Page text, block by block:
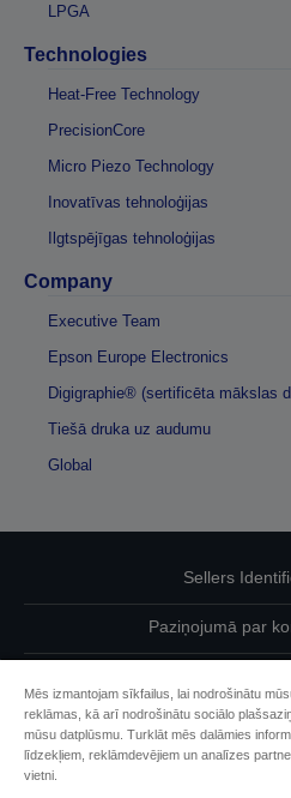
LPGA
Technologies
Heat-Free Technology
PrecisionCore
Micro Piezo Technology
Inovatīvas tehnoloģijas
Ilgtspējīgas tehnoloģijas
Company
Executive Team
Epson Europe Electronics
Digigraphie® (sertificēta mākslas
Tiešā druka uz audumu
Global
Sellers
Paziņojumā par
Sazinieties ar mums
Mēs izmantojam sīkfailus, lai nodrošinātu
reklāmas, kā arī nodrošinātu sociālo
mūsu datplūsmu. Turklāt mēs dalāmies
līdzekļiem, reklāmdevējiem un analīzes
vietni.